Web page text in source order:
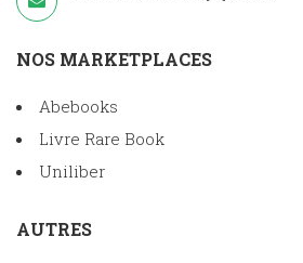
NOS MARKETPLACES
Abebooks
Livre Rare Book
Uniliber
AUTRES